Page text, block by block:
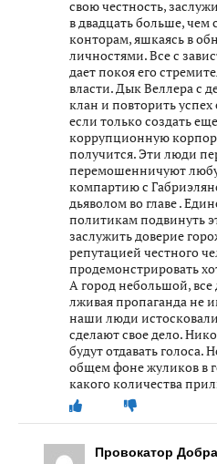
свою честность,
в двадцать больше,
конторам, яшкаясь в
личностями. Все с
дает покоя его
власти. Дык Веллера с
клан и повторить
если только создать
коррупционную
получится. Эти люди
перемошенничуют
компартию с
дьяволом во главе .
политикам подвинуть
заслужить доверие
репутацией честного
продемонстрировать
А город небольшой, все
лживая пропаганда не
наши люди
сделают свое дело.
будут отдавать голоса.
общем фоне жуликов в
какого количества
Провокатор Добра